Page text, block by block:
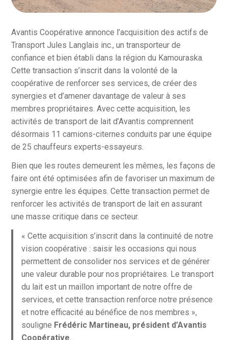
Avantis Coopérative annonce l’acquisition des actifs de
Transport Jules Langlais inc., un transporteur de
confiance et bien établi dans la région du Kamouraska.
Cette transaction s’inscrit dans la volonté de la
coopérative de renforcer ses services, de créer des
synergies et d’amener davantage de valeur à ses
membres propriétaires. Avec cette acquisition, les
activités de transport de lait d’Avantis comprennent
désormais 11 camions-citernes conduits par une équipe
de 25 chauffeurs experts-essayeurs.
Bien que les routes demeurent les mêmes, les façons de
faire ont été optimisées afin de favoriser un maximum de
synergie entre les équipes. Cette transaction permet de
renforcer les activités de transport de lait en assurant
une masse critique dans ce secteur.
« Cette acquisition s’inscrit dans la continuité de notre
vision coopérative : saisir les occasions qui nous
permettent de consolider nos services et de générer
une valeur durable pour nos propriétaires. Le transport
du lait est un maillon important de notre offre de
services, et cette transaction renforce notre présence
et notre efficacité au bénéfice de nos membres »,
souligne Frédéric Martineau, président d’Avantis
Coopérative.